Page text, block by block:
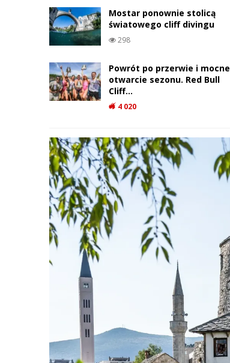
Mostar ponownie stolicą
światowego cliff divingu
298
Powrót po przerwie i mocne
otwarcie sezonu. Red Bull
Cliff…
4 020